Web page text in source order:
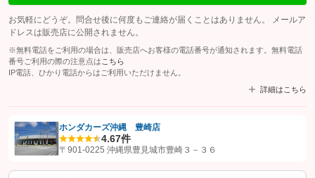
お気軽にどうぞ。問合せ後に何度もご連絡が届くことはありません。 メールア
ドレスは販売店に公開されません。
※無料電話をご利用の場合は、販売店へお客様の電話番号が通知されます。無料電話
番号ご利用の際の注意点は こちら
IP電話、ひかり電話からはご利用いただけません。
詳細はこちら
【STEP1】認証画面でグーネットを友だち追加してから「許可する」ボタンを押
ホンダカーズ沖縄 豊崎店
4.67件
〒901-0225 沖縄県豊見城市豊崎３－３６